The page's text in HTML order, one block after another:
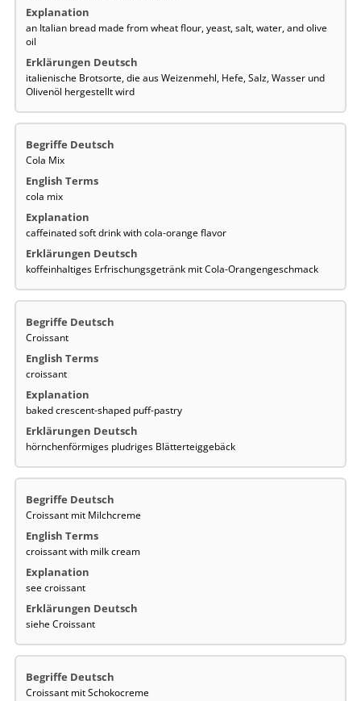
an Italian bread made from wheat flour, yeast, salt, water, and olive
oil
italienische Brotsorte, die aus Weizenmehl, Hefe, Salz, Wasser und
Olivenöl hergestellt wird
Cola Mix
cola mix
caffeinated soft drink with cola-orange flavor
koffeinhaltiges Erfrischungsgetränk mit Cola-Orangengeschmack
Croissant
croissant
baked crescent-shaped puff-pastry
hörnchenförmiges pludriges Blätterteiggebäck
Croissant mit Milchcreme
croissant with milk cream
see croissant
siehe Croissant
Croissant mit Schokocreme